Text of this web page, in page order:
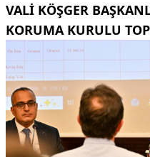
VALI KÖŞGER
KORUMA KURULU